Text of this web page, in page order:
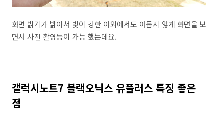
화면 밝기가 밝아서 빛이 강한 야외에서도 어둡지 않게 화면을 보
면서 사진 촬영등이 가능 했는데요.
갤럭시노트7 블랙오닉스 유플러스 특징 좋은
점